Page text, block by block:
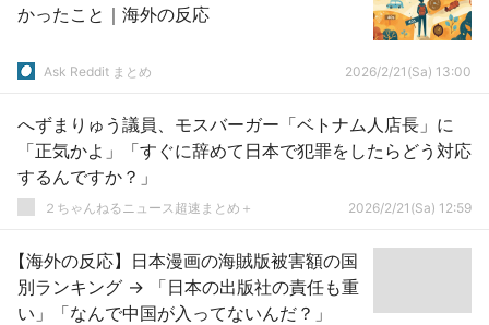
かったこと｜海外の反応
Ask Reddit まとめ 2026/2/21(Sa) 13:00
へずまりゅう議員、モスバーガー「ベトナム人店長」に
「正気かよ」「すぐに辞めて日本で犯罪をしたらどう対応
するんですか？」
２ちゃんねるニュース超速まとめ＋ 2026/2/21(Sa) 12:59
【海外の反応】日本漫画の海賊版被害額の国
別ランキング → 「日本の出版社の責任も重
い」「なんで中国が入ってないんだ？」